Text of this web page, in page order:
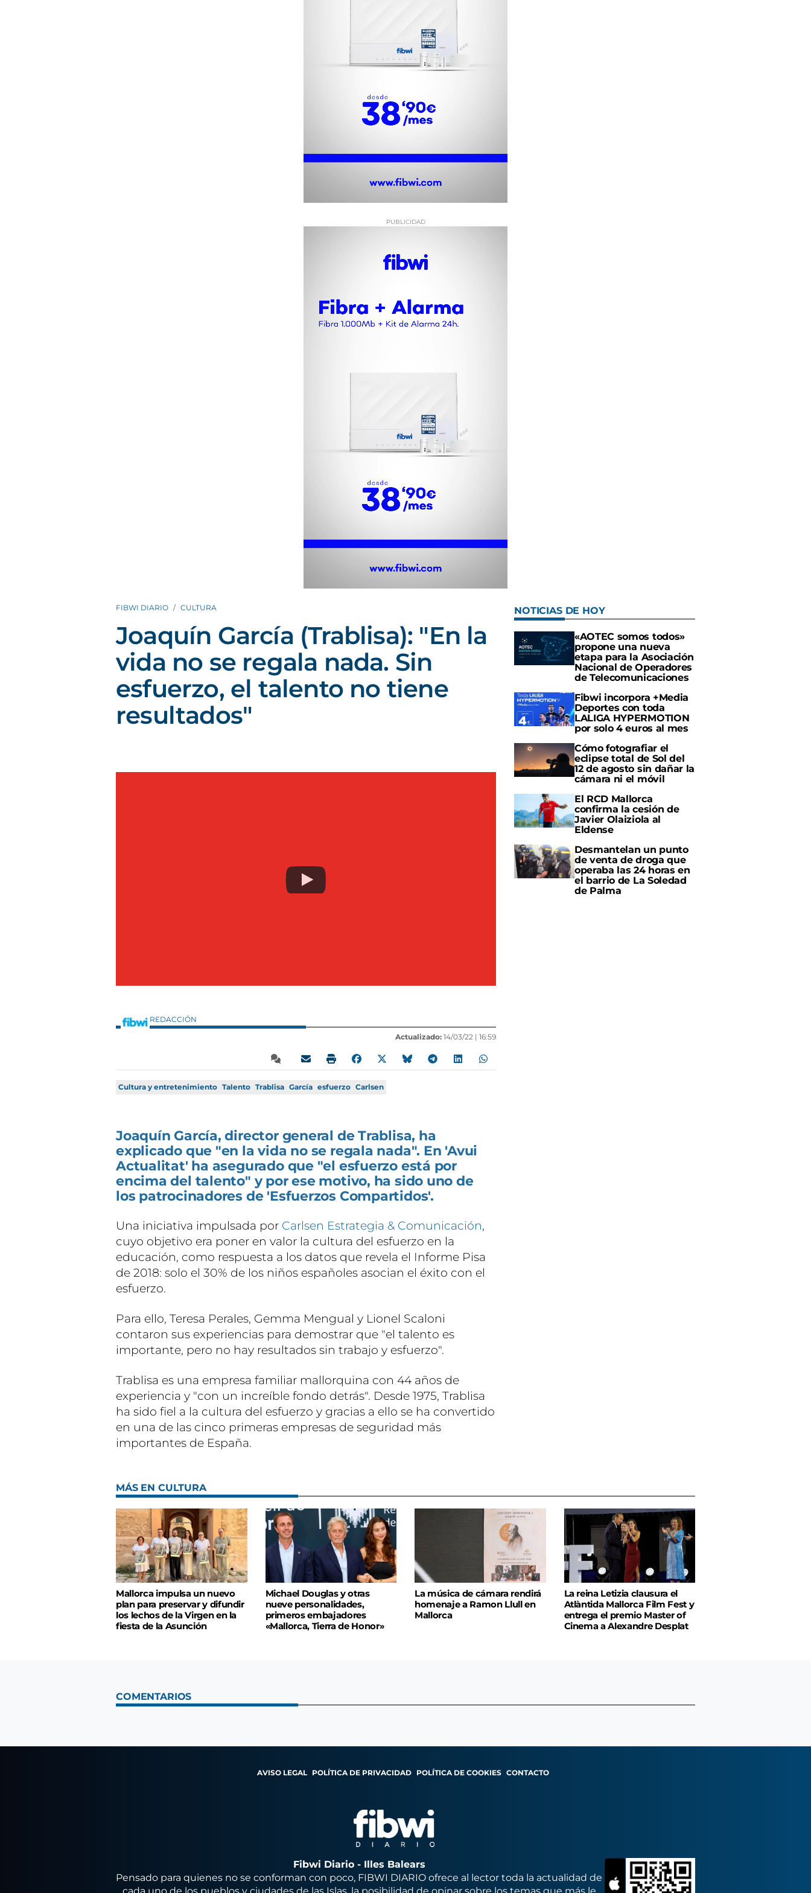
FIBWI DIARIO CULTURA
Joaquín García (Trablisa): "En la
vida no se regala nada. Sin
esfuerzo, el talento no tiene
resultados"
REDACCIÓN
Actualizado: 14/03/22 | 16:59
Cultura y entretenimiento Talento Trablisa García esfuerzo Carlsen
Joaquín García, director general de Trablisa, ha
explicado que "en la vida no se regala nada". En 'Avui
Actualitat' ha asegurado que "el esfuerzo está por
encima del talento" y por ese motivo, ha sido uno de
los patrocinadores de 'Esfuerzos Compartidos'.
Una iniciativa impulsada por Carlsen Estrategia & Comunicación,
cuyo objetivo era poner en valor la cultura del esfuerzo en la
educación, como respuesta a los datos que revela el Informe Pisa
de 2018: solo el 30% de los niños españoles asocian el éxito con el
esfuerzo.
Para ello, Teresa Perales, Gemma Mengual y Lionel Scaloni
contaron sus experiencias para demostrar que "el talento es
importante, pero no hay resultados sin trabajo y esfuerzo".
Trablisa es una empresa familiar mallorquina con 44 años de
experiencia y "con un increíble fondo detrás". Desde 1975, Trablisa
ha sido fiel a la cultura del esfuerzo y gracias a ello se ha convertido
en una de las cinco primeras empresas de seguridad más
importantes de España.
NOTICIAS DE HOY
«AOTEC somos todos»
propone una nueva
etapa para la Asociación
Nacional de Operadores
de Telecomunicaciones
Fibwi incorpora +Media
Deportes con toda
LALIGA HYPERMOTION
por solo 4 euros al mes
Cómo fotografiar el
eclipse total de Sol del
12 de agosto sin dañar la
cámara ni el móvil
El RCD Mallorca
confirma la cesión de
Javier Olaiziola al
Eldense
Desmantelan un punto
de venta de droga que
operaba las 24 horas en
el barrio de La Soledad
de Palma
MÁS EN CULTURA
Mallorca impulsa un nuevo
plan para preservar y difundir
los lechos de la Virgen en la
fiesta de la Asunción
Michael Douglas y otras
nueve personalidades,
primeros embajadores
«Mallorca, Tierra de Honor»
La música de cámara rendirá
homenaje a Ramon Llull en
Mallorca
La reina Letizia clausura el
Atlàntida Mallorca Film Fest y
entrega el premio Master of
Cinema a Alexandre Desplat
COMENTARIOS
AVISO LEGAL POLÍTICA DE PRIVACIDAD POLÍTICA DE COOKIES CONTACTO
Fibwi Diario - Illes Balears
Pensado para quienes no se conforman con poco, FIBWI DIARIO ofrece al lector toda la actualidad de